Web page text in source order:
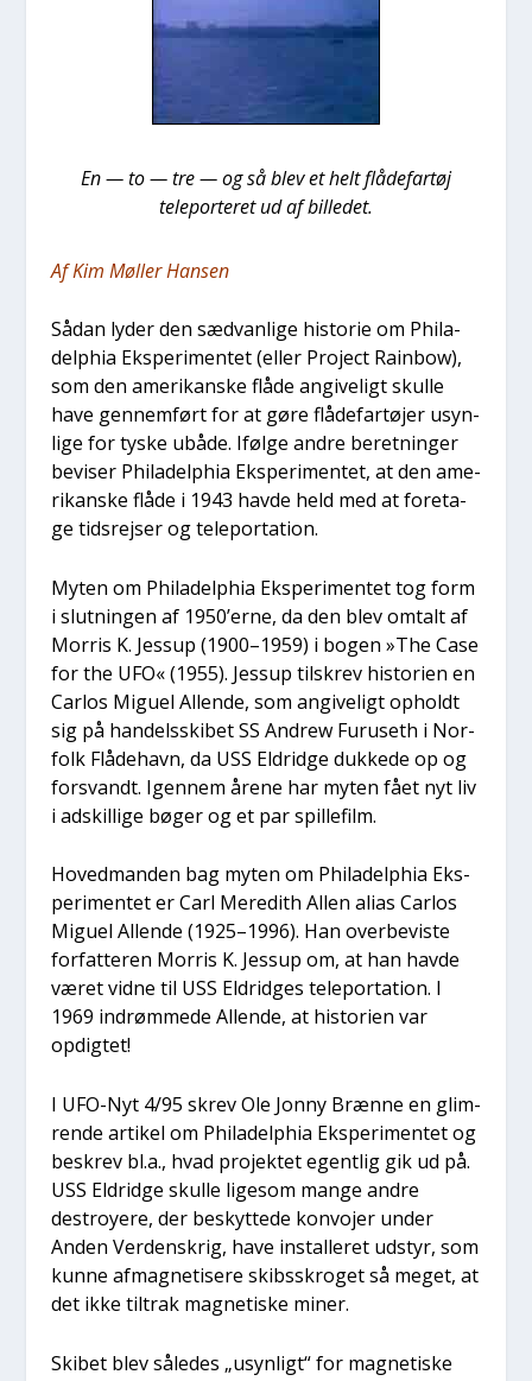
En — to — tre — og så blev et helt flå­de­far­tøj
telepor­te­ret ud af bil­le­det.
Af Kim Møl­ler Han­sen
Sådan lyder den sæd­van­li­ge histo­rie om Phila­
delp­hia Eks­pe­ri­men­tet (eller Pro­ject Rain­bow),
som den ame­ri­kan­ske flå­de angi­ve­ligt skul­le
have gen­nem­ført for at gøre flå­de­far­tø­jer usyn­
li­ge for tyske ubå­de. Iføl­ge andre beret­nin­ger
bevi­ser Phila­delp­hia Eks­pe­ri­men­tet, at den ame­
ri­kan­ske flå­de i 1943 hav­de held med at fore­ta­
ge tids­rej­ser og teleporta­tion.
Myten om Phila­delp­hia Eks­pe­ri­men­tet tog form
i slut­nin­gen af 1950’erne, da den blev omtalt af
Mor­ris K. Jes­sup (1900–1959) i bogen »The Case
for the UFO« (1955). Jes­sup til­skrev histo­ri­en en
Car­los Migu­el Allen­de, som angi­ve­ligt opholdt
sig på han­dels­ski­bet SS Andrew Furu­seth i Nor­
folk Flå­de­havn, da USS Eldrid­ge duk­ke­de op og
for­svandt. Igen­nem åre­ne har myten fået nyt liv
i adskil­li­ge bøger og et par spil­le­film.
Hoved­man­den bag myten om Phila­delp­hia Eks­
pe­ri­men­tet er Carl Mere­dith Allen ali­as Car­los
Migu­el Allen­de (1925–1996). Han over­be­vi­ste
for­fat­te­ren Mor­ris K. Jes­sup om, at han hav­de
været vid­ne til USS Eldrid­ges teleporta­tion. I
1969 indrøm­me­de Allen­de, at histo­ri­en var
opdig­tet!
I UFO-Nyt 4/95 skrev Ole Jon­ny Bræn­ne en glim­
ren­de arti­kel om Phila­delp­hia Eks­pe­ri­men­tet og
beskrev bl.a., hvad pro­jek­tet egent­lig gik ud på.
USS Eldrid­ge skul­le lige­som man­ge andre
destroy­e­re, der beskyt­te­de kon­vo­jer under
Anden Ver­denskrig, have instal­le­ret udstyr, som
kun­ne afmag­ne­ti­se­re skibs­skro­get så meget, at
det ikke til­trak mag­ne­ti­ske miner.
Ski­bet blev såle­des „usyn­ligt“ for mag­ne­ti­ske